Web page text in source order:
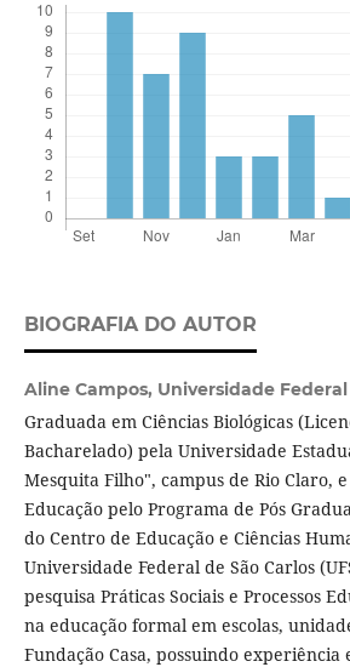
BIOGRAFIA DO AUTOR
Aline Campos, Universidade
Graduada em Ciências Biológicas
Bacharelado) pela Universidade
Mesquita Filho", campus de Rio Claro,
Educação pelo Programa de Pós
do Centro de Educação e Ciências
Universidade Federal de São Carlos
pesquisa Práticas Sociais e Processos
na educação formal em escolas,
Fundação Casa, possuindo experiência